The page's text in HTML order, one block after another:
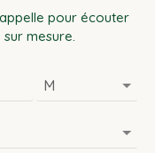
pour écouter
mesure.